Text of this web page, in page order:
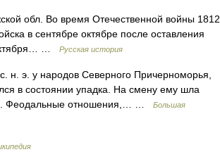
обл. Во время Отечественной войны 1812
в сентябре октябре после оставления
…
Русская история
э. у народов Северного Причерноморья,
в состоянии упадка. На смену ему шла
Феодальные отношения,… …
Большая